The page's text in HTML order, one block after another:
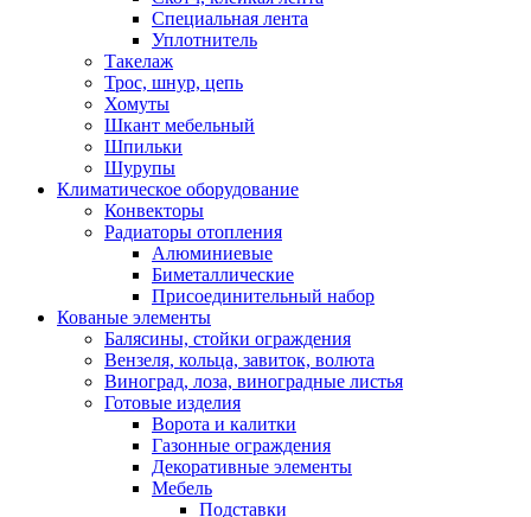
Специальная лента
Уплотнитель
Такелаж
Трос, шнур, цепь
Хомуты
Шкант мебельный
Шпильки
Шурупы
Климатическое оборудование
Конвекторы
Радиаторы отопления
Алюминиевые
Биметаллические
Присоединительный набор
Кованые элементы
Балясины, стойки ограждения
Вензеля, кольца, завиток, волюта
Виноград, лоза, виноградные листья
Готовые изделия
Ворота и калитки
Газонные ограждения
Декоративные элементы
Мебель
Подставки